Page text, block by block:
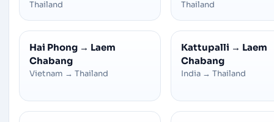
Thailand
Thailand
Hai Phong → Laem
Chabang
Vietnam → Thailand
Kattupalli → Laem
Chabang
India → Thailand